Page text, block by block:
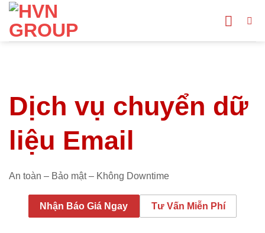
Bỏ
nội
dung
Dịch vụ chuyển dữ
liệu Email
An toàn – Bảo mật – Không Downtime
Nhận Báo Giá Ngay Tư Vấn Miễn Phí